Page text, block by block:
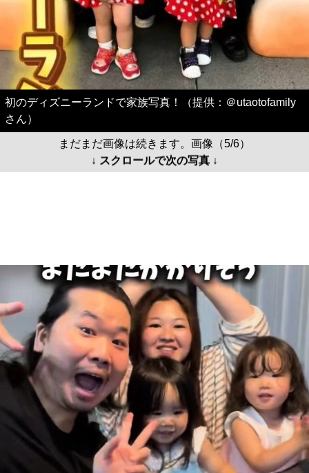
初のディズニーランドで家族写真！（提供：＠utaotofamily
さん）
まだまだ画像は続きます。画像（5/6）
↓ スクロールで次の写真 ↓